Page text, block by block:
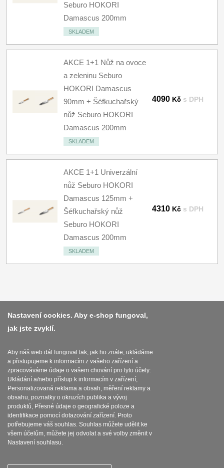
Seburo HOKORI
Damascus 200mm
SKLADEM
AKCE 1+1 Nůž na ovoce
a zeleninu Seburo
HOKORI Damascus
90mm + Šéfkuchařský
nůž Seburo HOKORI
Damascus 200mm
SKLADEM
4090 Kč s DPH
AKCE 1+1 Univerzální
nůž Seburo HOKORI
Damascus 125mm +
Šéfkuchařský nůž
Seburo HOKORI
Damascus 200mm
SKLADEM
4310 Kč s DPH
Platba a dodávka
Obchodní podmínky
Zasady zpracovani osobnich udaju
Reklamační řád
O nožích
Nastavení cookies. Aby e-shop fungoval,
jak jste zvyklí.
Aby náš web dál fungoval tak, jak ho znáte, ukládáme
a přistupujeme k informacím z vašeho zařízení a
zpracováváme údaje o vašem chování pro tyto účely:
Ukládání a/nebo přístup k informacím v zařízení,
Personalizovaná reklama a obsah, měření reklamy a
obsahu, poznatky o okruzích publika a vývoj
produktů, Přesné údaje o geografické poloze a
identifikace pomocí dotazování zařízení. Proto
potřebujeme váš souhlas. Souhlas můžete udělit ke
všem účelům, můžete jej odvolat a své volby změnit v
Nastavení souhlasu.